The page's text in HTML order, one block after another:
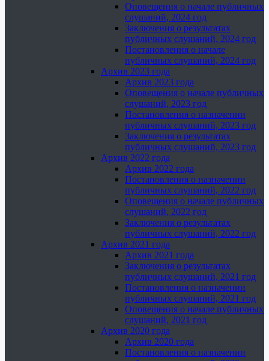
Оповещения о начале публичных
слушаний, 2024 год
Заключения о результатах
публичных слушаний, 2024 год
Постановления о начале
публичных слушаний, 2024 год
Архив 2023 года
Архив 2023 года
Оповещения о начале публичных
слушаний, 2023 год
Постановления о назначении
публичных слушаний, 2023 год
Заключения о результатах
публичных слушаний, 2023 год
Архив 2022 года
Архив 2022 года
Постановления о назначении
публичных слушаний, 2022 год
Оповещения о начале публичных
слушаний, 2022 год
Заключения о результатах
публичных слушаний, 2022 год
Архив 2021 года
Архив 2021 года
Заключения о результатах
публичных слушаний, 2021 год
Постановления о назначении
публичных слушаний, 2021 год
Оповещения о начале публичных
слушаний, 2021 год
Архив 2020 года
Архив 2020 года
Постановления о назначении